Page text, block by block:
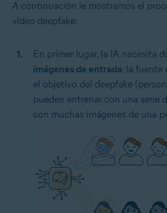
A continuación le mostramos el
vídeo deepfake:
En primer lugar, la IA necesita
imágenes de entrada: la fuente
el objetivo del deepfake
pueden entrenar con una serie
con muchas imágenes de una